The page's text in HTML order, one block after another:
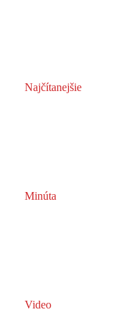
Najčítanejšie
Minúta
Video